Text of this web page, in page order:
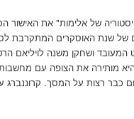
של אלימות" את האישור
של שנת האוסקרים המתקרבת
המעובד ושחקן משנה לויליאם
מותירה את הצופה עם
כבר רצות על המסך.